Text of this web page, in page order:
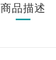
商品描述